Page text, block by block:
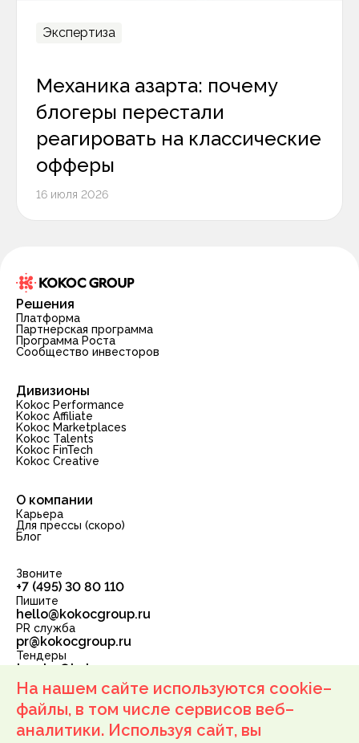
Экспертиза
Механика азарта: почему
блогеры перестали
реагировать на классические
офферы
16 июля 2026
Решения
Платформа
Партнерская программа
Программа Роста
Сообщество инвесторов
Дивизионы
Kokoc Performance
Kokoc Affiliate
Kokoc Marketplaces
Kokoc Talents
Kokoc FinTech
Kokoc Creative
О компании
Карьера
Для прессы (скоро)
Блог
Звоните
+7 (495) 30 80 110
Пишите
hello@kokocgroup.ru
PR служба
pr@kokocgroup.ru
Тендеры
tender@kokocgroup.ru
ООО «Корпорация РБС»
ОГРН: 1137746210898 ИНН: 7710934777
111250, г. Москва, ул. Лефортовский Вал, д. 24, подвал
пом. IV, комн. 1, офис 52
На нашем сайте используются cookie–
файлы, в том числе сервисов веб–
аналитики. Используя сайт, вы